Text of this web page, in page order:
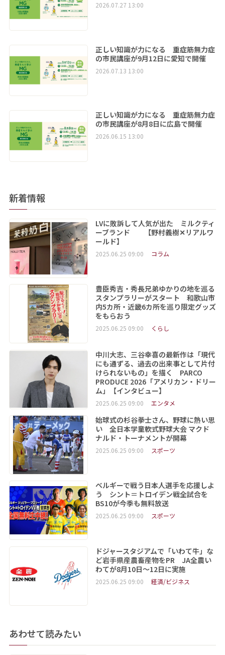
2026.07.27 13:00
正しい知識が力になる 重症筋無力症
の市民講座が9月12日に愛知で開催
2026.07.13 13:00
正しい知識が力になる 重症筋無力症
の市民講座が8月8日に広島で開催
2026.06.15 13:00
新着情報
LVに敗訴して人気が出た ミルクティ
ーブランド 【野村義樹✕リアルワ
ールド】
2025.06.25 09:00 コラム
豊臣秀吉・秀長兄弟ゆかりの地を巡る
スタンプラリーがスタート 和歌山市
内5カ所・近畿6カ所を巡り限定グッズ
をもらおう
2025.06.25 09:00 くらし
中川大志、三谷幸喜の最新作は「現代
にも通ずる、過去の出来事として片付
けられないもの」を描く PARCO
PRODUCE 2026「アメリカン・ドリー
ム」【インタビュー】
2025.06.25 09:00 エンタメ
始球式の杉谷拳士さん、野球に熱い思
い 全日本学童軟式野球大会 マクド
ナルド・トーナメントが開幕
2025.06.25 09:00 スポーツ
ベルギーで戦う日本人選手を応援しよ
う シント＝トロイデン戦全試合を
BS10が今季も無料放送
2025.06.25 09:00 スポーツ
ドジャースタジアムで「いわて牛」な
ど岩手県産農畜産物をPR JA全農い
わてが8月10日～12日に実施
2025.06.25 09:00 経済/ビジネス
あわせて読みたい